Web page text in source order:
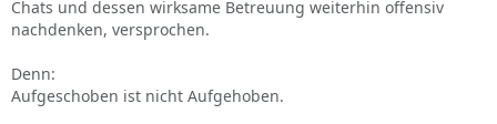
Chats und dessen wirksame Betreuung weiterhin offensiv
nachdenken, versprochen.
Denn:
Aufgeschoben ist nicht Aufgehoben.